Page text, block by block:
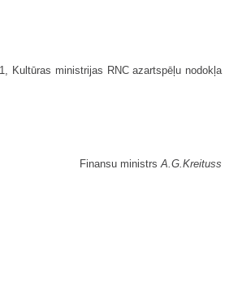
Kultūras ministrijas RNC azartspēļu nodokļa
Finansu ministrsA.G.Kreituss